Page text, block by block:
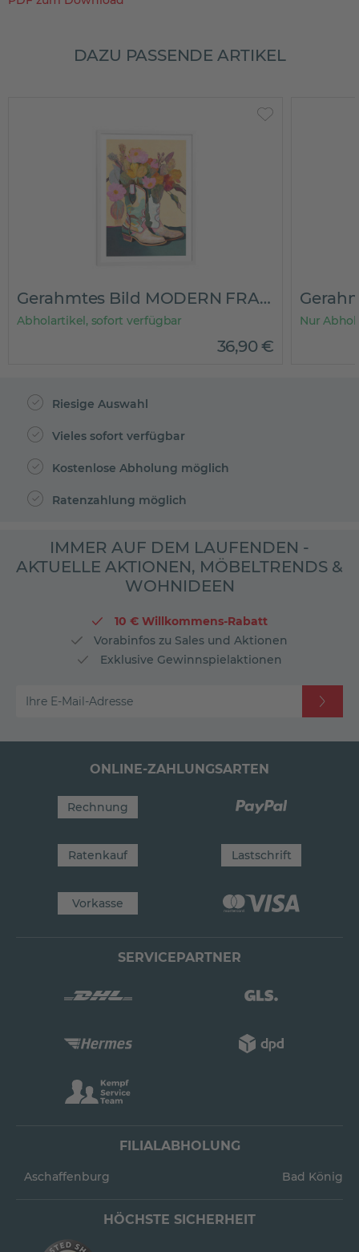
DAZU PASSENDE ARTIKEL
Gerahmtes Bild MODERN FRAME
Abholartikel, sofort verfügbar
36,90€
Nur
Riesige Auswahl
Vieles sofort verfügbar
Kostenlose Abholung möglich
Ratenzahlung möglich
IMMER AUF DEM LAUFENDEN -
AKTUELLE AKTIONEN, MÖBELTRENDS &
WOHNIDEEN
10 € Willkommens-Rabatt
Vorabinfos zu Sales und Aktionen
Exklusive Gewinnspielaktionen
Ihre E-Mail-Adresse
ONLINE-ZAHLUNGSARTEN
Rechnung
Ratenkauf Lastschrift
Vorkasse
SERVICEPARTNER
FILIALABHOLUNG
Aschaffenburg Bad König
HÖCHSTE SICHERHEIT